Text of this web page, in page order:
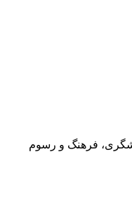
فرهنگ و رسوم